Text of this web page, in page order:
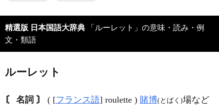
精選版 日本国語大辞典
文・類語
ルーレット
〘 名詞 〙 ( [フランス語] roulette ) 賭博(とばく)場など